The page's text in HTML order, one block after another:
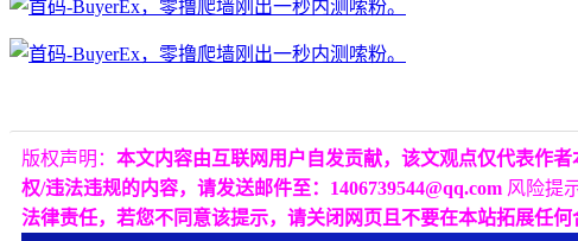
版权声明： 本文内容由互联网用户自发贡献，该文观点仅代表作
权/违法违规的内容，请发送邮件至：1406739544@qq.com 风险提
法律责任，若您不同意该提示，请关闭网页且不要在本站拓展任何